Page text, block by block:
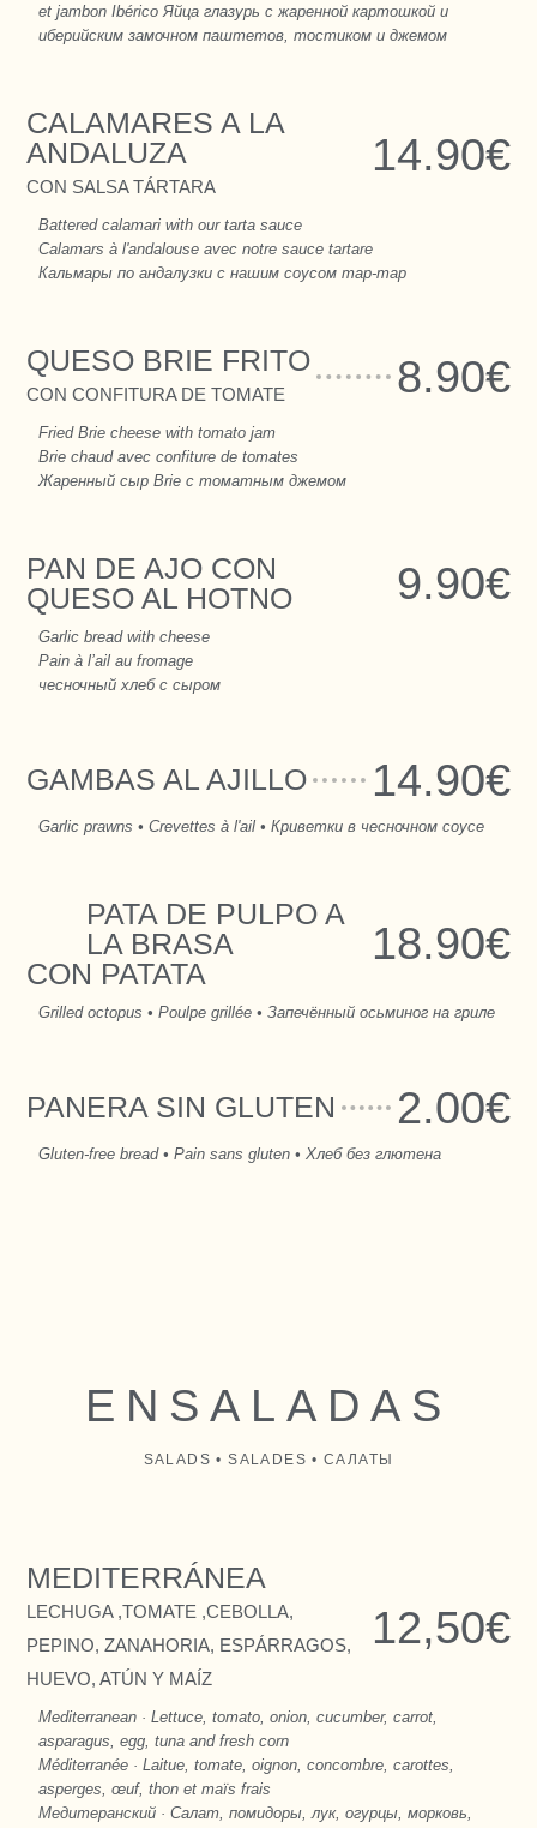
et jambon Ibérico Яйца глазурь с жаренной картошкой и
иберийским замочном паштетов, тостиком и джемом
CALAMARES A LA
ANDALUZA
CON SALSA TÁRTARA
14.90€
Battered calamari with our tarta sauce
Calamars à l'andalouse avec notre sauce tartare
Кальмары по андалузки с нашим соусом тар-тар
QUESO BRIE FRITO
CON CONFITURA DE TOMATE 8.90€
Fried Brie cheese with tomato jam
Brie chaud avec confiture de tomates
Жаренный сыр Brie с томатным джемом
PAN DE AJO CON
QUESO AL HOTNO
9.90€
Garlic bread with cheese
Pain à l’ail au fromage
чесночный хлеб с сыром
GAMBAS AL AJILLO 14.90€
Garlic prawns • Crevettes à l'ail • Криветки в чесночном соусе
PATA DE PULPO A
LA BRASA
CON PATATA
18.90€
Grilled octopus • Poulpe grillée • Запечённый осьминог на гриле
PANERA SIN GLUTEN 2.00€
Gluten-free bread • Pain sans gluten • Хлеб без глютена
ENSALADAS
SALADS • SALADES • САЛАТЫ
MEDITERRÁNEA
LECHUGA ,TOMATE ,CEBOLLA,
PEPINO, ZANAHORIA, ESPÁRRAGOS,
HUEVO, ATÚN Y MAÍZ
12,50€
Mediterranean · Lettuce, tomato, onion, cucumber, carrot,
asparagus, egg, tuna and fresh corn
Méditerranée · Laitue, tomate, oignon, concombre, carottes,
asperges, œuf, thon et maïs frais
Медитеранский · Салат, помидоры, лук, огурцы, морковь,